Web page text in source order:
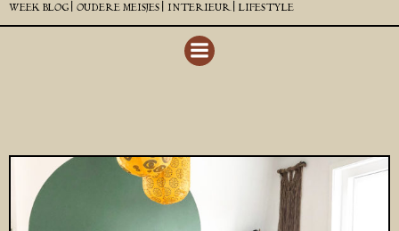
WEEK BLOG | OUDERE MEISJES | INTERIEUR | LIFESTYLE